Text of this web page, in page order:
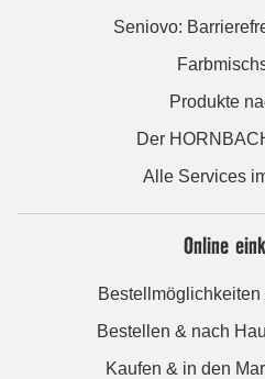
Seniovo:
Produkte
Der
Alle Services
Online
Bestellen & nach
Kaufen & in den